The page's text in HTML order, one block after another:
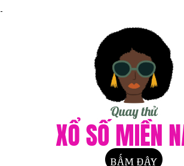
Chính sách quyền riêng tư